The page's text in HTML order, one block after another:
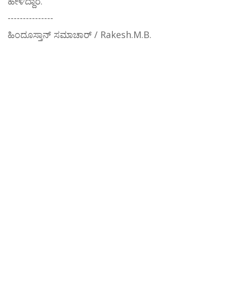
---------------
ಹಿಂದೂಸ್ತಾನ್ ಸಮಾಚಾರ್ / Rakesh.M.B.